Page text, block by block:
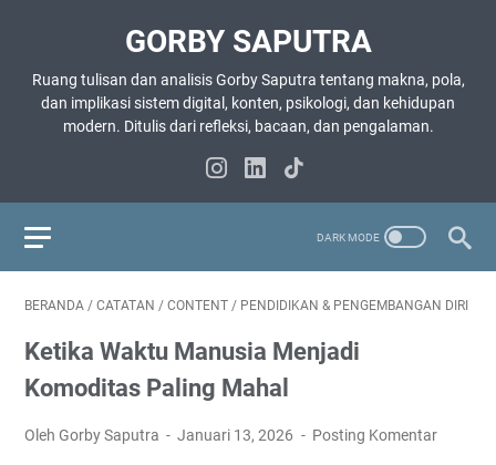
GORBY SAPUTRA
Ruang tulisan dan analisis Gorby Saputra tentang makna, pola,
dan implikasi sistem digital, konten, psikologi, dan kehidupan
modern. Ditulis dari refleksi, bacaan, dan pengalaman.
BERANDA / CATATAN / CONTENT / PENDIDIKAN & PENGEMBANGAN DIRI
Ketika Waktu Manusia Menjadi
Komoditas Paling Mahal
Oleh Gorby Saputra Januari 13, 2026 Posting Komentar